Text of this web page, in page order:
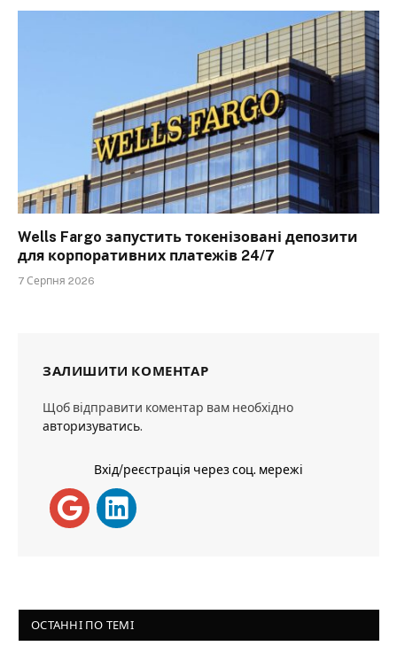
Wells Fargo запустить токенізовані депозити
для корпоративних платежів 24/7
7 Серпня 2026
ЗАЛИШИТИ КОМЕНТАР
Щоб відправити коментар вам необхідно
авторизуватись.
Вхід/реєстрація через соц. мережі
ОСТАННІ ПО ТЕМІ